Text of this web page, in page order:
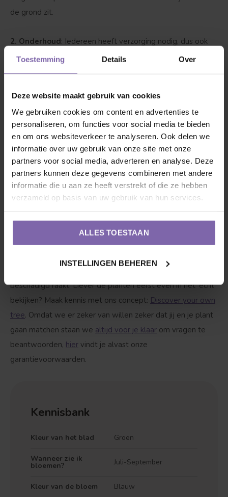
Toestemming Details Over
Deze website maakt gebruik van cookies
We gebruiken cookies om content en advertenties te
personaliseren, om functies voor social media te bieden
en om ons websiteverkeer te analyseren. Ook delen we
informatie over uw gebruik van onze site met onze
partners voor social media, adverteren en analyse. Deze
partners kunnen deze gegevens combineren met andere
informatie die u aan ze heeft verstrekt of die ze hebben
verzameld op basis van uw gebruik van hun services.
ALLES TOESTAAN
INSTELLINGEN BEHEREN
de grond zit.
2. Onderhoud: Iedereen heeft verzorging nodig, dus ook
onze vriend. Wij adviseren alle Afrikaanse lelie |
Agapanthus africanus in het voorjaar kort terug te knippen.
3. Dorst?Ja, zeker als hij net is geplant is het van belang
dat de Afrikaanse lelie | Agapanthus africanus water krijgt,
maar wel pas zodra onze vriend bladeren begint te krijgen.
Met 1 tot 2 emmers water per week wordt hij blij, als het
boven de 25 graden wordt drinkt hij graag tussen de 3-4
emmers water per week. Boven 35 graden elke dag
minimaal 1 emmer water in de avond.
Goed om te weten
beschadigd raakt. Liever de planten eerst even in het 'echt'
bekijken? Maak kennis met ons concept: Discover your own
tree. Omdat we er zeker van willen zeker dat jij en je plant
gaan matchen staan we altijd voor je klaar om vragen te
beantwoorden, hier vindt je alvast onze
garantievoorwaarden.
Kennisbank
Kleur van het blad Groen
Wanneer zie ik
bloemen? Juli-September
Kleur van de bloem Blauw